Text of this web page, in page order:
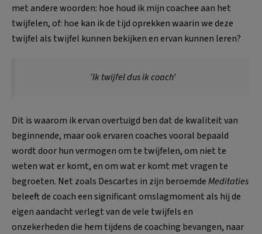
met andere woorden: hoe houd ik mijn coachee aan het
twijfelen, of: hoe kan ik de tijd oprekken waarin we deze
twijfel als twijfel kunnen bekijken en ervan kunnen leren?
‘Ik twijfel dus ik coach’
Dit is waarom ik ervan overtuigd ben dat de kwaliteit van
beginnende, maar ook ervaren coaches vooral bepaald
wordt door hun vermogen om te twijfelen, om niet te
weten wat er komt, en om wat er komt met vragen te
begroeten. Net zoals Descartes in zijn beroemdeMeditaties
beleeft de coach een significant omslagmoment als hij de
eigen aandacht verlegt van de vele twijfels en
onzekerheden die hem tijdens de coaching bevangen, naar